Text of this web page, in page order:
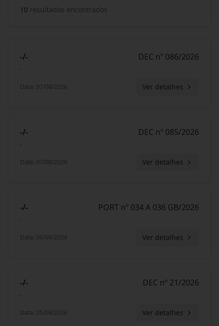
10 resultados encontrados
-/-
-
DEC nº 086/2026
Data: 07/08/2026 Ver detalhes
-/-
-
DEC nº 085/2026
Data: 07/08/2026 Ver detalhes
-/-
-
PORT nº 034 A 036 GB/2026
Data: 06/08/2026 Ver detalhes
-/-
-
DEC nº 21/2026
Data: 05/08/2026 Ver detalhes